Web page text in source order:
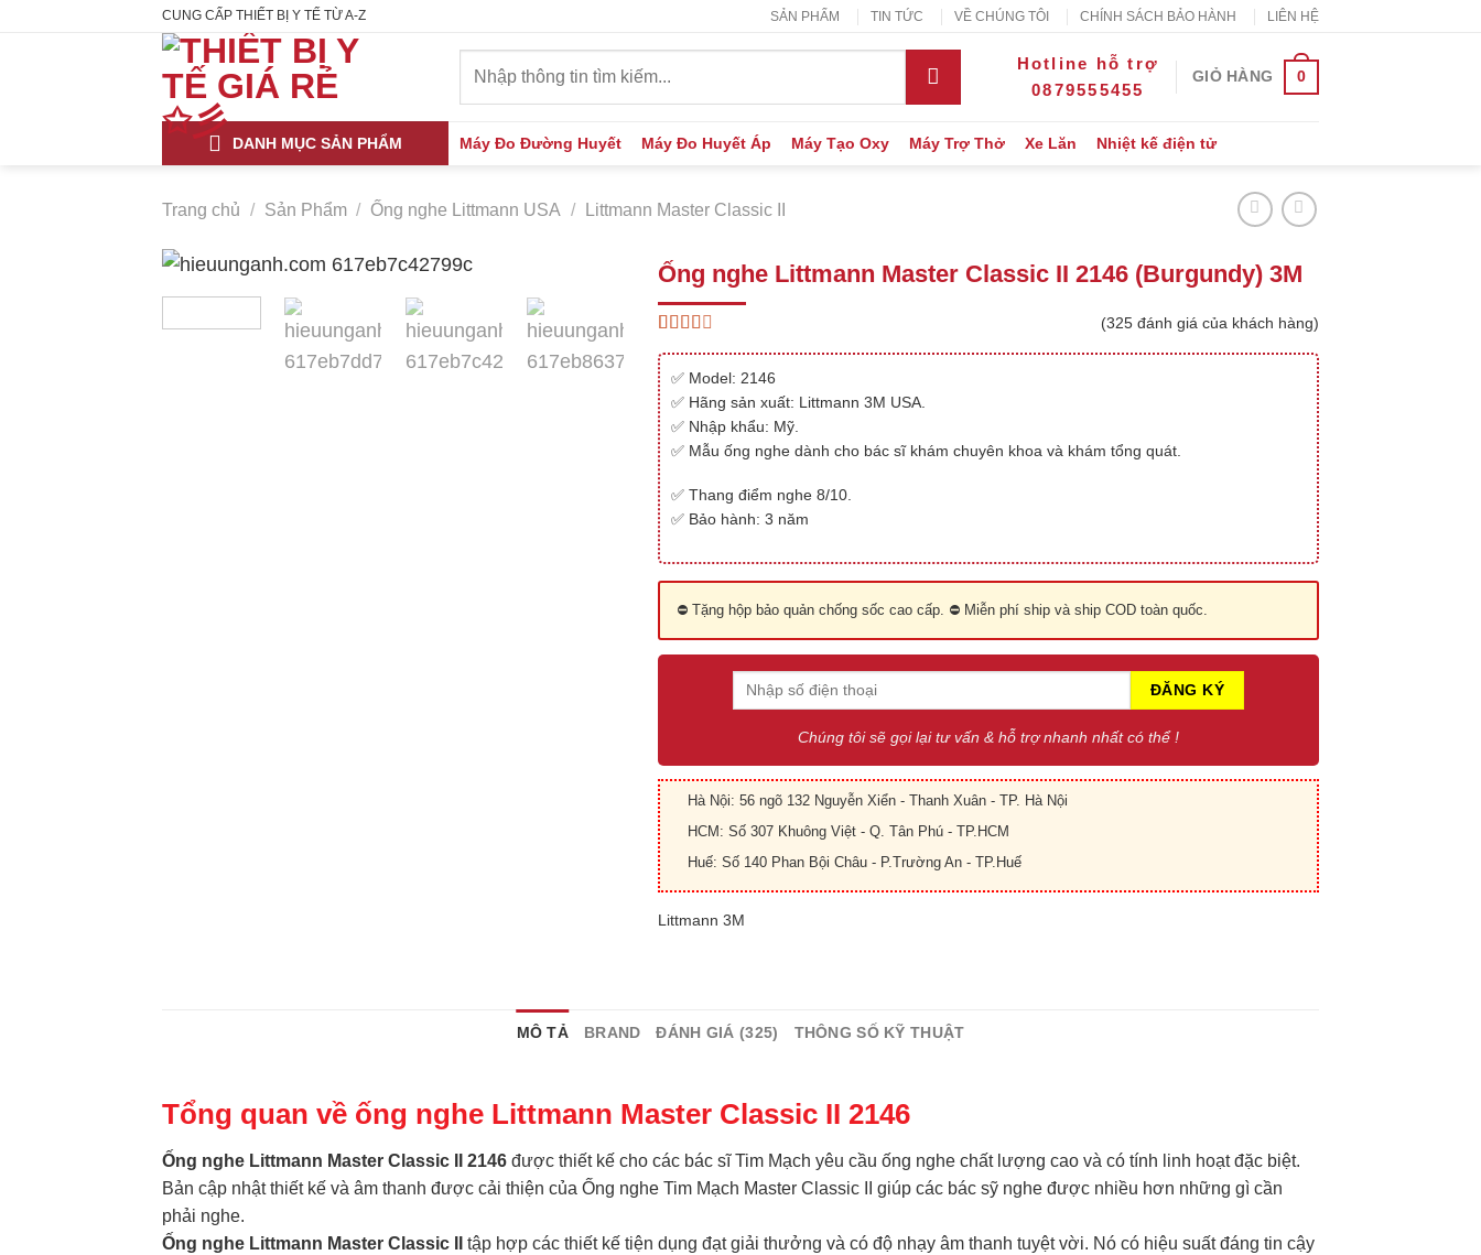
CUNG CẤP THIẾT BỊ Y TẾ TỪ A-Z SẢN PHẨM TIN TỨC VỀ CHÚNG TÔI CHÍNH SÁCH BẢO HÀNH LIÊN HỆ
kiếm:
Hotline hỗ trợ
0879555455
GIỎ HÀNG 0
DANH MỤC SẢN PHẨM Máy Đo Đường Huyết Máy Đo Huyết Áp Máy Tạo Oxy Máy Trợ Thở Xe Lăn Nhiệt kế điện tử
Trang chủ / Sản Phẩm / Ống nghe Littmann USA / Littmann Master Classic II
Ống nghe Littmann Master Classic II 2146 (Burgundy) 3M
2.46
trên 5
dựa
trên
320
đánh
giá
(325 đánh giá của khách hàng)
✅ Model: 2146
✅ Hãng sản xuất: Littmann 3M USA.
✅ Nhập khẩu: Mỹ.
✅ Mẫu ống nghe dành cho bác sĩ khám chuyên khoa và khám tổng quát.
✅ Thang điểm nghe 8/10.
✅ Bảo hành: 3 năm
⛔ Tặng hộp bảo quản chống sốc cao cấp. ⛔ Miễn phí ship và ship COD toàn quốc.
Chúng tôi sẽ gọi lại tư vấn & hỗ trợ nhanh nhất có thể !
Hà Nội: 56 ngõ 132 Nguyễn Xiển - Thanh Xuân - TP. Hà Nội
HCM: Số 307 Khuông Việt - Q. Tân Phú - TP.HCM
Huế: Số 140 Phan Bội Châu - P.Trường An - TP.Huế
Littmann 3M
MÔ TẢ BRAND ĐÁNH GIÁ (325) THÔNG SỐ KỸ THUẬT
Tổng quan về ống nghe Littmann Master Classic II 2146
Ống nghe Littmann Master Classic II 2146 được thiết kế cho các bác sĩ Tim Mạch yêu cầu ống nghe chất lượng cao và có tính linh hoạt đặc biệt.
Bản cập nhật thiết kế và âm thanh được cải thiện của Ống nghe Tim Mạch Master Classic II giúp các bác sỹ nghe được nhiều hơn những gì cần
phải nghe.
Ống nghe Littmann Master Classic II tập hợp các thiết kế tiện dụng đạt giải thưởng và có độ nhạy âm thanh tuyệt vời. Nó có hiệu suất đáng tin cậy